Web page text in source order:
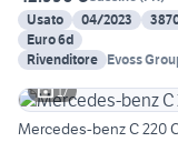
Usato
04/2023
Euro 6d
Rivenditore Evoss
17
Mercedes-benz C 220